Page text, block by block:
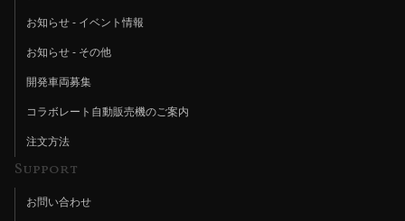
お知らせ - イベント情報
お知らせ - その他
開発車両募集
コラボレート自動販売機のご案内
注文方法
Support
お問い合わせ